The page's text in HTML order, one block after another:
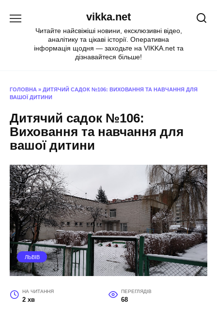
vikka.net
Читайте найсвіжіші новини, ексклюзивні відео,
аналітику та цікаві історії. Оперативна
інформація щодня — заходьте на VIKKA.net та
дізнавайтеся більше!
ГОЛОВНА » ДИТЯЧИЙ САДОК №106: ВИХОВАННЯ ТА НАВЧАННЯ ДЛЯ
ВАШОЇ ДИТИНИ
Дитячий садок №106:
Виховання та навчання для
вашої дитини
ЛЬВІВ
НА ЧИТАННЯ
2 хв
ПЕРЕГЛЯДІВ
68